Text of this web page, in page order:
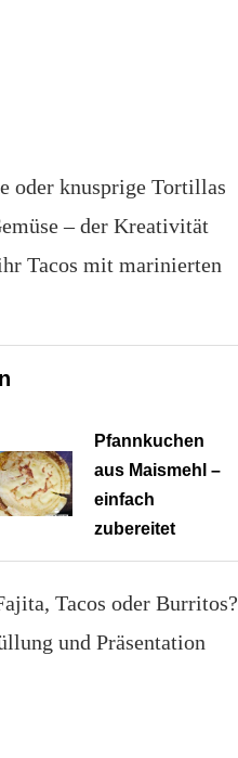
oder knusprige Tortillas
– der Kreativität
Tacos mit marinierten
Pfannkuchen
aus Maismehl –
einfach
zubereitet
Tacos oder Burritos?
und Präsentation